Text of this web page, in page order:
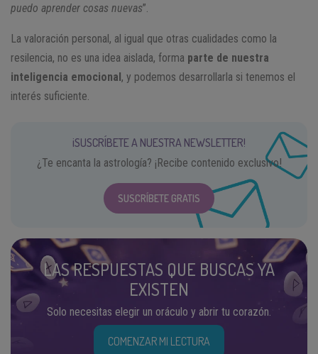
puedo aprender cosas nuevas”.
La valoración personal, al igual que otras cualidades como la
resilencia, no es una idea aislada, forma parte de nuestra
inteligencia emocional, y podemos desarrollarla si tenemos el
interés suficiente.
¡SUSCRÍBETE A NUESTRA NEWSLETTER!
¿Te encanta la astrología? ¡Recibe contenido exclusivo!
SUSCRÍBETE GRATIS
LAS RESPUESTAS QUE BUSCAS YA
EXISTEN
Solo necesitas elegir un oráculo y abrir tu corazón.
COMENZAR MI LECTURA